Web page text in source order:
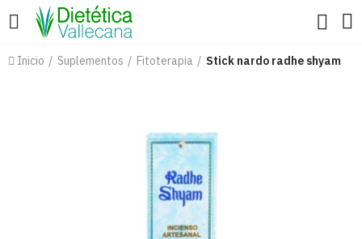
Inicio Suplementos Fitoterapia Stick nardo radhe shyam